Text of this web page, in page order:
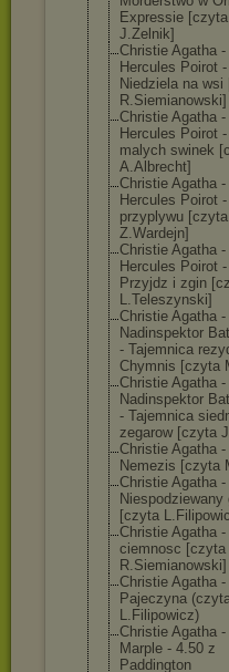
Expressie [czyta
J.Zelnik]
Christie Agatha -
Hercules Poirot -
Niedziela na
R.Siemianowski]
Christie Agatha -
Hercules Poirot
malych swinek
A.Albrecht]
Christie Agatha -
Hercules Poirot
przyplywu [czyta
Z.Wardejn]
Christie Agatha -
Hercules Poirot -
Przyjdz i zgin
L.Teleszynski]
Christie Agatha -
Nadinspektor
- Tajemnica
Chymnis [czyta
Christie Agatha -
Nadinspektor
- Tajemnica
zegarow [czyta
Christie Agatha -
Nemezis [czyta
Christie Agatha -
Niespodziewany
[czyta
Christie Agatha -
ciemnosc [czyta
R.Siemianowski]
Christie Agatha -
Pajeczyna
L.Filipowicz)
Christie Agatha
Marple - 4.50 z
Paddington